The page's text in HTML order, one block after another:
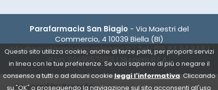
Questo sito utilizza cookie, anche di terze parti, per proporti servizi
in linea con le tue preferenze. Se vuoi saperne di più o negare il
consenso a tutti o ad alcuni cookie leggi l'informativa. Cliccando
su "OK" o proseguendo la navigazione sul sito acconsenti all'uso
Parafarmacia San Biagio - Via Maestri del
Commercio, 4 10039 Biella (BI)
info@parafarmaciasanbiagio.it|Tel.: 015.84.94.348|
P.Iva: 02490570021 | Numero R.E.A.:
Powered byPrenofa